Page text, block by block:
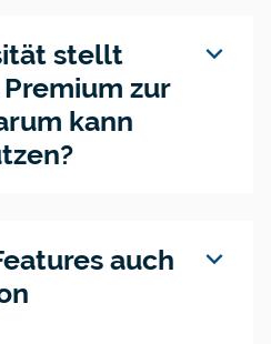
expand_more
stellt
zur
kann
expand_more
auch